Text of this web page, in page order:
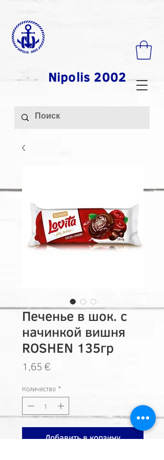
Nipolis 2002
Печенье в шок. с
начинкой вишня
ROSHEN 135гр
1,65 €
Количество *
Добавить в корзину